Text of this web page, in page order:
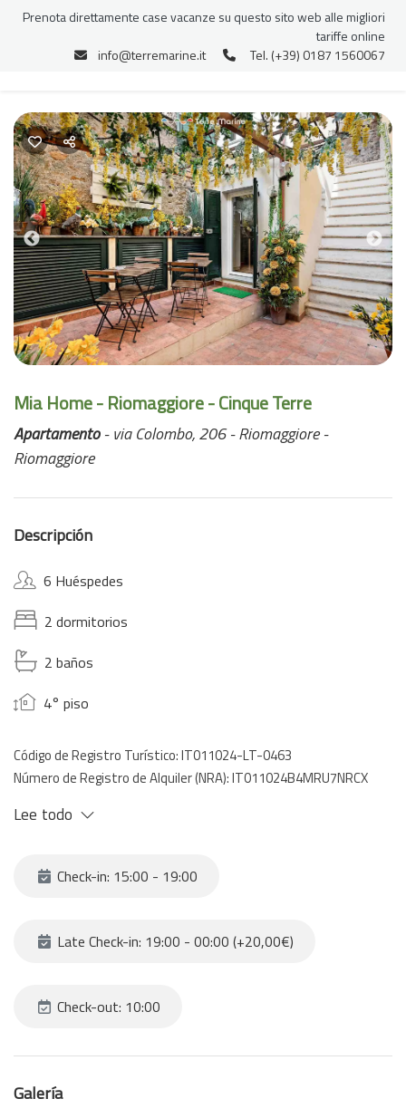
Previous
Mia Home - Riomaggiore - Cinque Terre
Apartamento- via Colombo, 206 - Riomaggiore -
Riomaggiore
Descripción
6 Huéspedes
2 dormitorios
2 baños
4° piso
Código de Registro Turístico: IT011024-LT-0463
Número de Registro de Alquiler (NRA): IT011024B4MRU7NRCX
Lee todo
Check-in: 15:00 - 19:00
Late Check-in: 19:00 - 00:00 (+20,00€)
Check-out: 10:00
Galería
Prenota direttamente case vacanze su questo sito web alle migliori
tariffe online
info@terremarine.it
Tel. (+39) 0187 1560067